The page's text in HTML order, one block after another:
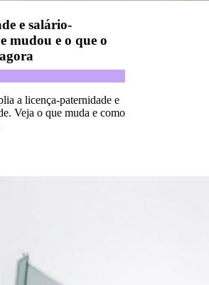
e salário-
mudou e o que o
a licença-paternidade e
Veja o que muda e como